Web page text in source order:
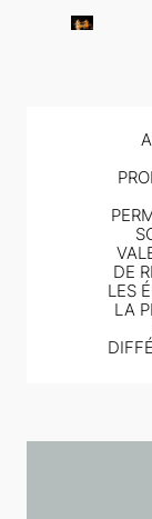
DE
LES
LA